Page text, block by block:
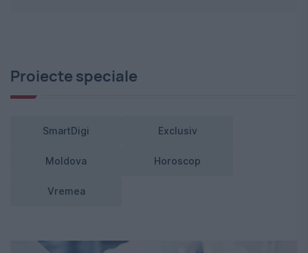
Proiecte speciale
SmartDigi Exclusiv
Moldova Horoscop
Vremea